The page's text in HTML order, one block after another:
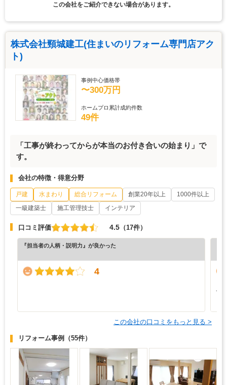
この会社をご紹介できない場合があります。
株式会社頸城建工(住まいのリフォーム専門店アク
ト)
事例中心価格帯
〜300万円
ホームプロ累計成約件数
49件
「工事が終わってからが本当のお付き合いの始まり」で
す。
会社の特徴・得意分野
戸建 水まわり 総合リフォーム 創業20年以上
1000件以上
一級建築士
施工管理技士 インテリア
口コミ評価 4.5 （17件）
『担当者の人柄・説明力』が良かった
4
て
この会社の口コミをもっと見る >
リフォーム事例 （55件）